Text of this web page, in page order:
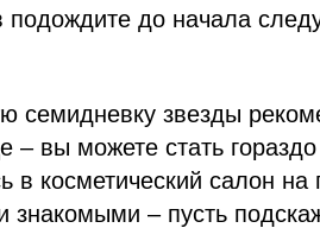
подождите до начала
семидневку звезды
– вы можете стать
в косметический салон
знакомыми – пусть